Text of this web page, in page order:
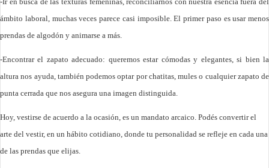
ámbito laboral, muchas veces parece casi imposible. El primer paso es usar menos
prendas de algodón y animarse a más.
-Encontrar el zapato adecuado: queremos estar cómodas y elegantes, si bien la
altura nos ayuda, también podemos optar por chatitas, mules o cualquier zapato de
punta cerrada que nos asegura una imagen distinguida.
Hoy, vestirse de acuerdo a la ocasión, es un mandato arcaico. Podés convertir el
arte del vestir, en un hábito cotidiano, donde tu personalidad se refleje en cada una
de las prendas que elijas.